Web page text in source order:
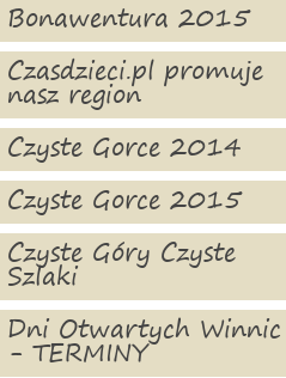
Bonawentura 2015
Czasdzieci.pl promuje
nasz region
Czyste Gorce 2014
Czyste Gorce 2015
Czyste Góry Czyste
Szlaki
Dni Otwartych Winnic
- TERMINY